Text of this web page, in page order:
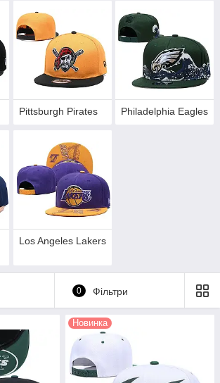
Pittsburgh Pirates Philadelphia Eagles
Los Angeles Lakers
0 Фільтри
Новинка